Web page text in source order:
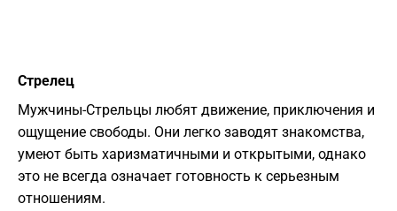
Стрелец
Мужчины-Стрельцы любят движение, приключения и
ощущение свободы. Они легко заводят знакомства,
умеют быть харизматичными и открытыми, однако
это не всегда означает готовность к серьезным
отношениям.